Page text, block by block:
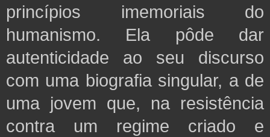
princípios imemoriais do
humanismo. Ela pôde dar
autenticidade ao seu discurso
com uma biografia singular, a de
uma jovem que, na resistência
contra um regime criado e